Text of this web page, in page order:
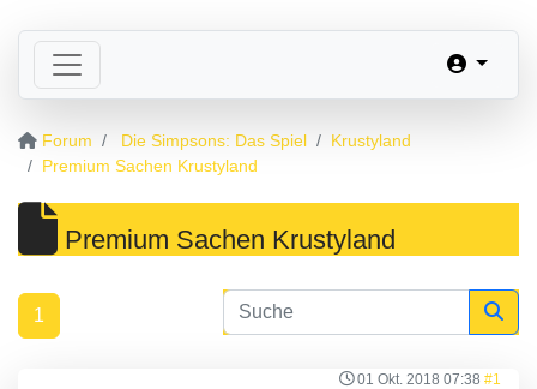
Forum Die Simpsons: Das Spiel
Krustyland
Premium Sachen Krustyland
Premium Sachen Krustyland
1
01 Okt. 2018 07:38 #1